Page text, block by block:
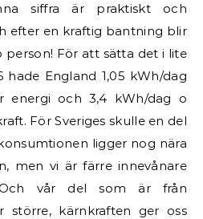
siffra är praktiskt och
efter en kraftig bantning blir
person! För att sätta det i lite
hade England 1,05 kWh/dag
energi och 3,4 kWh/dag o
För Sveriges skulle en del
ligger nog nära
men vi är färre innevånare
vår del som är från
större, kärnkraften ger oss